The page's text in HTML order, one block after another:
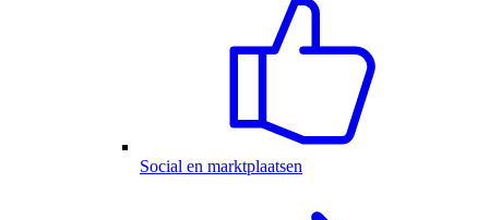
Social en marktplaatsen